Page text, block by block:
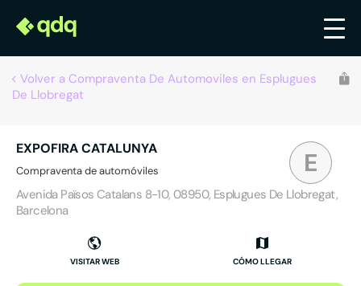
Volver a Compraventa De Automoviles en Esplugues
De Llobregat
E
EXPOFIRA CATALUNYA
Compraventa de automóviles
Avenida Països Catalans 8-10, 08950, Esplugues De Llobregat,
Barcelona
VISITAR WEB CÓMO LLEGAR